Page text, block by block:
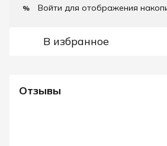
% Войти для отображения
В избранное
Отзывы